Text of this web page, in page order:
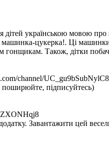
дітей українською мовою
машинка-цукерка!. Ці
гонщикам. Також, дітки
підписуйтесь)
Завантажити цей